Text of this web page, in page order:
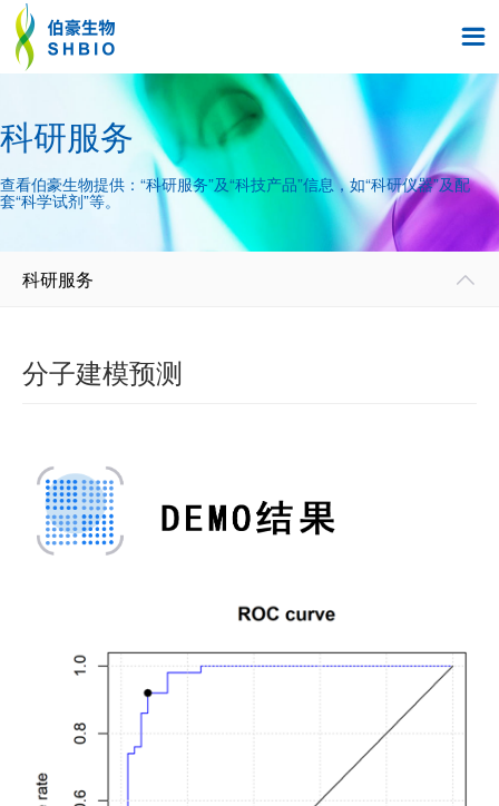

科研服务
查看伯豪生物提供：“科研服务”及“科技产品”信息，如“科研仪器”及配
套“科学试剂”等。
科研服务 
分子建模预测